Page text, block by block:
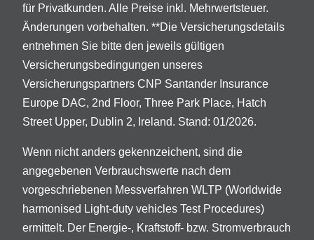
für Privatkunden. Alle Preise inkl. Mehrwertsteuer.
Änderungen vorbehalten. **Die Versicherungsdetails
entnehmen Sie bitte den jeweils gültigen
Versicherungsbedingungen unseres
Versicherungspartners CNP Santander Insurance
Europe DAC, 2nd Floor, Three Park Place, Hatch
Street Upper, Dublin 2, Ireland. Stand: 01/2026.
Wenn nicht anders gekennzeichent, sind die
angegebenen Verbrauchswerte nach dem
vorgeschriebenen Messverfahren WLTP (Worldwide
harmonised Light-duty vehicles Test Procedures)
ermittelt. Der Energie-, Kraftstoff- bzw. Stromverbrauch